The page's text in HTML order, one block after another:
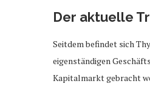
Der aktuelle
Seitdem befindet sich
eigenständigen
Kapitalmarkt gebracht